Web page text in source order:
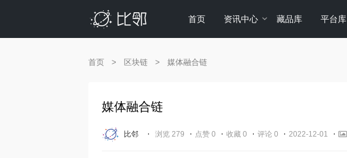
首页 资讯中心 藏品库 平台库
首页 > 区块链 > 媒体融合链
媒体融合链
比邻 · 浏览 279 · 点赞 0 · 收藏 0 · 评论 0 · 2022-12-01 ·